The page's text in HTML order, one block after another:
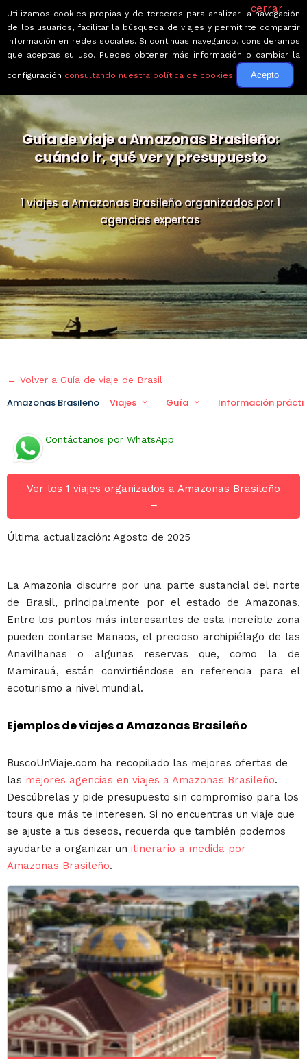
Guía de viaje a Amazonas Brasileño:
cuándo ir, qué ver y presupuesto
1 viajes a Amazonas Brasileño organizados por 1
agencias expertas
← Volver a Guía de viaje de Brasil
Amazonas Brasileño Viajes Guía Información
Contáctanos por WhatsApp
Ver los 1 viajes organizados a Amazonas Brasileño
→
Última actualización: Agosto de 2025
La Amazonia discurre por una parte sustancial del norte
de Brasil, principalmente por el estado de Amazonas.
Entre los puntos más interesantes de esta increíble zona
pueden contarse Manaos, el precioso archipiélago de las
Anavilhanas o algunas reservas que, como la de
Mamirauá, están convirtiéndose en referencia para el
ecoturismo a nivel mundial.
Ejemplos de viajes a Amazonas Brasileño
BuscoUnViaje.com ha recopilado las mejores ofertas de
las mejores agencias en viajes a Amazonas Brasileño.
Descúbrelas y pide presupuesto sin compromiso para los
tours que más te interesen. Si no encuentras un viaje que
se ajuste a tus deseos, recuerda que también podemos
ayudarte a organizar un itinerario a medida por
Amazonas Brasileño.
cerrar
Utilizamos cookies propias y de terceros para analizar la navegación
de los usuarios, facilitar la búsqueda de viajes y permitirte compartir
información en redes sociales. Si continúas navegando, consideramos
que aceptas su uso. Puedes obtener más información o cambiar la
configuración consultando nuestra política de cookies Acepto